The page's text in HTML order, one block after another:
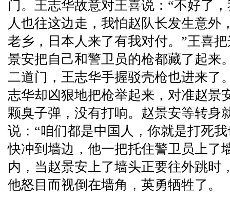
门。王志华故意对王喜说：“不好了
人也往这边走，我怕赵队长发生意外
老乡，日本人来了有我对付。”王喜
景安把自己和警卫员的枪都藏了起来
二道门，王志华手握驳壳枪也进来了
志华却凶狠地把枪举起来，对准赵景
颗臭子弹，没有打响。赵景安等转身
说：“咱们都是中国人，你就是打死
快冲到墙边，他一把托住警卫员上了
内，当赵景安上了墙头正要往外跳时
他怒目而视倒在墙角，英勇牺牲了。